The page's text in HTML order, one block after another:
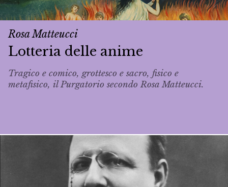
Rosa Matteucci
Lotteria delle anime
Tragico e comico, grottesco e sacro, fisico e
metafisico, il Purgatorio secondo Rosa Matteucci.